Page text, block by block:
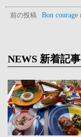
前の投稿 Bon courage
NEWS 新着記事